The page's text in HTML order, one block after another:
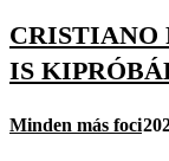
CRISTIANO
IS
Minden más foci